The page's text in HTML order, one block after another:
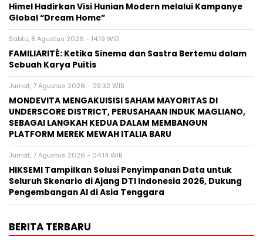
Himel Hadirkan Visi Hunian Modern melalui Kampanye
Global “Dream Home”
Sabtu, 8 Agustus 2026 - 14:19 WIB
FAMILIARITÉ: Ketika Sinema dan Sastra Bertemu dalam
Sebuah Karya Puitis
Jumat, 7 Agustus 2026 - 09:32 WIB
MONDEVITA MENGAKUISISI SAHAM MAYORITAS DI
UNDERSCORE DISTRICT, PERUSAHAAN INDUK MAGLIANO,
SEBAGAI LANGKAH KEDUA DALAM MEMBANGUN
PLATFORM MEREK MEWAH ITALIA BARU
Jumat, 7 Agustus 2026 - 04:14 WIB
HIKSEMI Tampilkan Solusi Penyimpanan Data untuk
Seluruh Skenario di Ajang DTI Indonesia 2026, Dukung
Pengembangan AI di Asia Tenggara
BERITA TERBARU